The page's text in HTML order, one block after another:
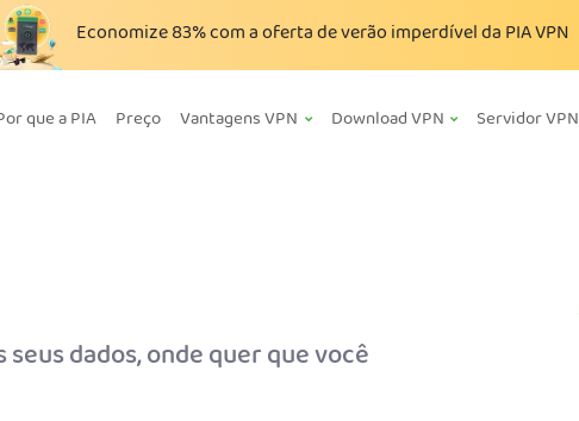
Economize83%com a oferta de verão imperdível da PIA VPN
que a PIA Preço Vantagens VPN Download VPN Servidor VPN
dados, onde quer que você